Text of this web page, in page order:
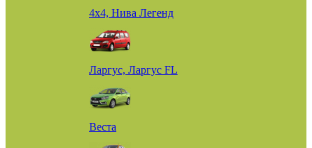
4х4, Нива Легенд
Ларгус, Ларгус FL
Веста